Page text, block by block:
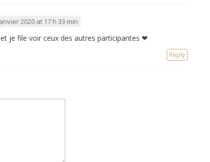
2020 at 17 h 33 min
je file voir ceux des autres participantes ❤
Reply